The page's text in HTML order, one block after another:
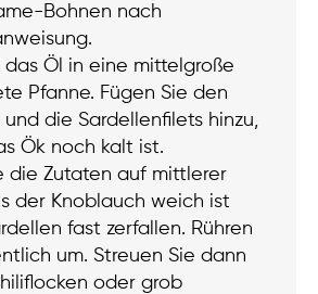
Bohnen nach
das Öl in eine mittelgroße
Pfanne. Fügen Sie den
und die Sardellenfilets hinzu,
Ök noch kalt ist.
die Zutaten auf mittlerer
der Knoblauch weich ist
fast zerfallen. Rühren
um. Streuen Sie dann
oder grob